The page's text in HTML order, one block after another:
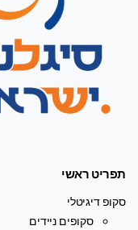
תפריט ראשי
סקופ דיגיטלי
סקופים ניידים